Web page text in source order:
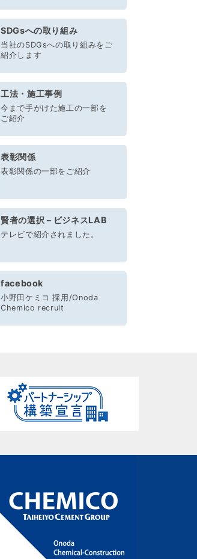
SDGsへの取り組み
当社のSDGsへの取り組みをご
紹介します
工法・施工事例
今まで手がけた施工の一部を
ご紹介
表彰関係
表彰関係の一部をご紹介
賢者の選択－ビジネスLAB
テレビで紹介されました。
facebook
小野田ケミコ 採用/Onoda
Chemico recruit